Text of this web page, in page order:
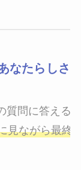
なたらしさ
質問に答える
見ながら最終